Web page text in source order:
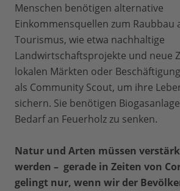
Menschen benötigen alternative
Einkommensquellen zum Raubbau
Tourismus, wie etwa nachhaltige
Landwirtschaftsprojekte und neue
lokalen Märkten oder
als Community Scout, um ihre
sichern. Sie benötigen
Bedarf an Feuerholz zu senken.
Natur und Arten müssen
werden – gerade in Zeiten von
gelingt nur, wenn wir der